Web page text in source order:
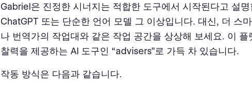
Gabriel은 진정한 시너지는 적합한 도구에서 시작된다고 설
ChatGPT 또는 단순한 언어 모델 그 이상입니다. 대신, 더 스
나 번역가의 작업대와 같은 작업 공간을 상상해 보세요. 이 플
찰력을 제공하는 AI 도구인 “advisers”로 가득 차 있습니다.
작동 방식은 다음과 같습니다.